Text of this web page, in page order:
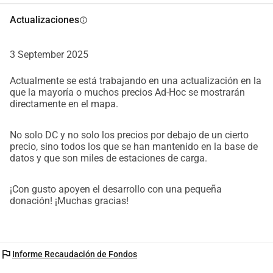
Tesla, Cargadores de Destino de Tesla, Aral, JET, Fastned,
visibilidad! Multi-filtro por hotel, apartamento vacacional,
restaurante, cine, área de servicio, aeropuerto,
aparcamiento, supermercado y muchos más. Estaciones
de carga gratuitas para vehículos eléctricos. Compartición
vacaciones-hoteles. Multi-filtro - filtrado fácil por velocidad,
conector, tarjeta de carga, red, etc. Favoritos y búsqueda de
muy detallada y completa, cuyo desarrollo y
mantenimiento continuo requiere mucho tiempo.Para que
versión de iOS necesita una actualización urgente para
Actualizacionesinfo
3 September 2025
Actualmente se está trabajando en una actualización en la
que la mayoría o muchos precios Ad-Hoc se mostrarán
directamente en el mapa.
No solo DC y no solo los precios por debajo de un cierto
precio, sino todos los que se han mantenido en la base de
datos y que son miles de estaciones de carga.
¡Con gusto apoyen el desarrollo con una pequeña
donación! ¡Muchas gracias!
flag Informe Recaudación de Fondos